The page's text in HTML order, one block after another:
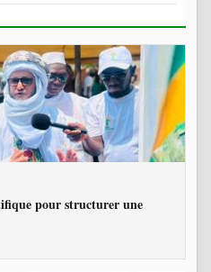
pour structurer une